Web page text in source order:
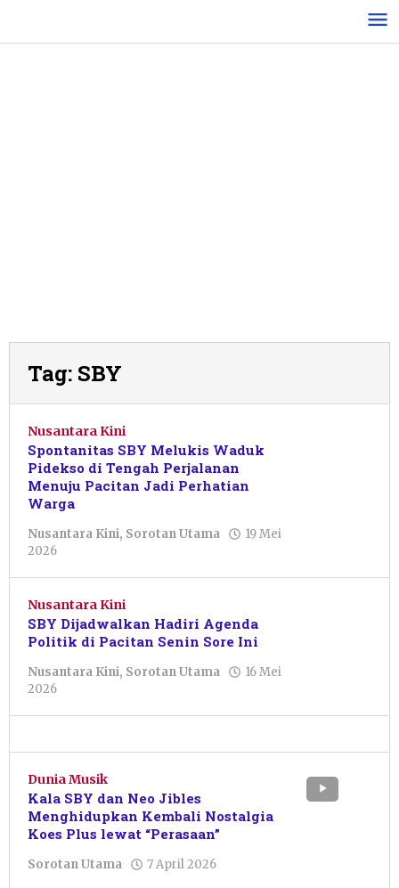
konten
Tag: SBY
Nusantara Kini
Spontanitas SBY Melukis Waduk
Pidekso di Tengah Perjalanan
Menuju Pacitan Jadi Perhatian
Warga
Nusantara Kini, Sorotan Utama
19 Mei
2026
Nusantara Kini
SBY Dijadwalkan Hadiri Agenda
Politik di Pacitan Senin Sore Ini
Nusantara Kini, Sorotan Utama
16 Mei
2026
Primanto
Dunia Musik
Kala SBY dan Neo Jibles
Menghidupkan Kembali Nostalgia
Koes Plus lewat “Perasaan”
Sorotan Utama 7 April 2026